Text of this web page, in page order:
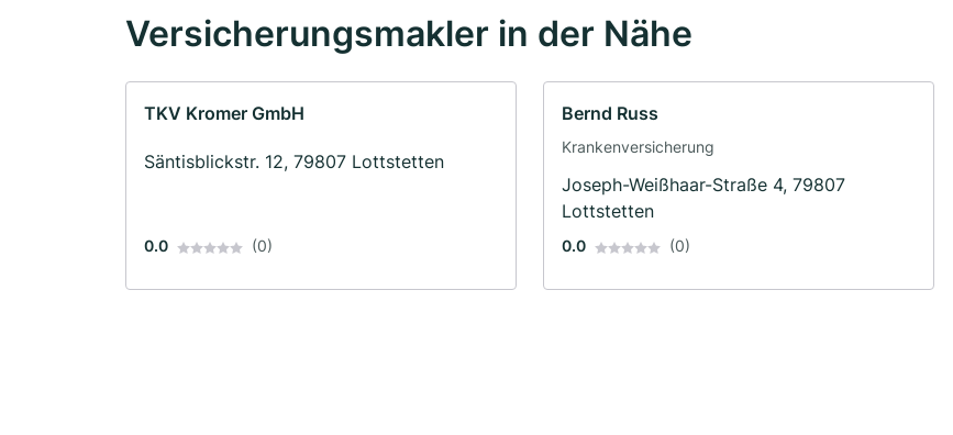
Versicherungsmakler in der Nähe
TKV Kromer GmbH
Säntisblickstr. 12, 79807 Lottstetten
0.0 (0)
Bernd Russ
Krankenversicherung
Joseph-Weißhaar-Straße 4, 79807
Lottstetten
0.0 (0)